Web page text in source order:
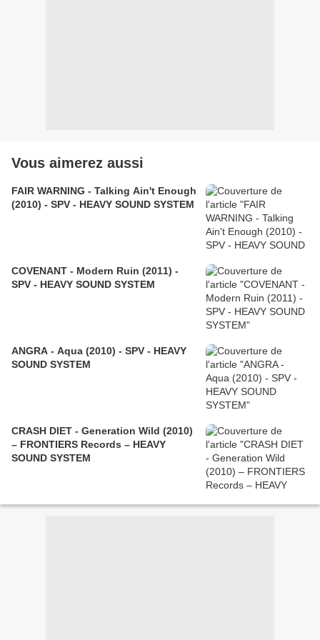
Vous aimerez aussi
FAIR WARNING - Talking Ain't Enough
(2010) - SPV - HEAVY SOUND SYSTEM
COVENANT - Modern Ruin (2011) -
SPV - HEAVY SOUND SYSTEM
ANGRA - Aqua (2010) - SPV - HEAVY
SOUND SYSTEM
CRASH DIET - Generation Wild (2010)
– FRONTIERS Records – HEAVY
SOUND SYSTEM